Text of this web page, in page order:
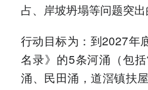
占、岸坡坍塌等问题突出
行动目标为：到2027年
名录》的5条河涌（包
涌、民田涌，道滘镇扶